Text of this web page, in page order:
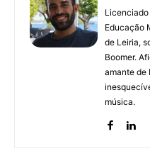
Educação
de Leiria,
Boomer.
amante de
música.